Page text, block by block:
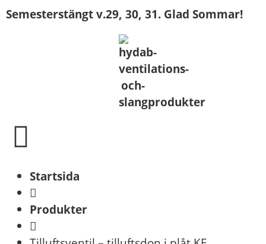
Semesterstängt v.29, 30, 31. Glad Sommar!
Startsida
Produkter